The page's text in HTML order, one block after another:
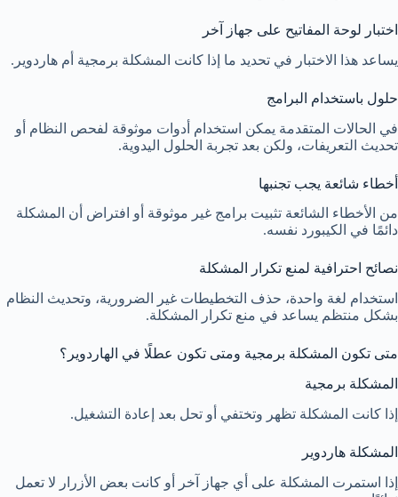
اختبار لوحة المفاتيح على جهاز آخر
يساعد هذا الاختبار في تحديد ما إذا كانت المشكلة برمجية أم هاردوير.
حلول باستخدام البرامج
في الحالات المتقدمة يمكن استخدام أدوات موثوقة لفحص النظام أو
تحديث التعريفات، ولكن بعد تجربة الحلول اليدوية.
أخطاء شائعة يجب تجنبها
من الأخطاء الشائعة تثبيت برامج غير موثوقة أو افتراض أن المشكلة
دائمًا في الكيبورد نفسه.
نصائح احترافية لمنع تكرار المشكلة
استخدام لغة واحدة، حذف التخطيطات غير الضرورية، وتحديث النظام
بشكل منتظم يساعد في منع تكرار المشكلة.
متى تكون المشكلة برمجية ومتى تكون عطلًا في الهاردوير؟
المشكلة برمجية
إذا كانت المشكلة تظهر وتختفي أو تحل بعد إعادة التشغيل.
المشكلة هاردوير
إذا استمرت المشكلة على أي جهاز آخر أو كانت بعض الأزرار لا تعمل